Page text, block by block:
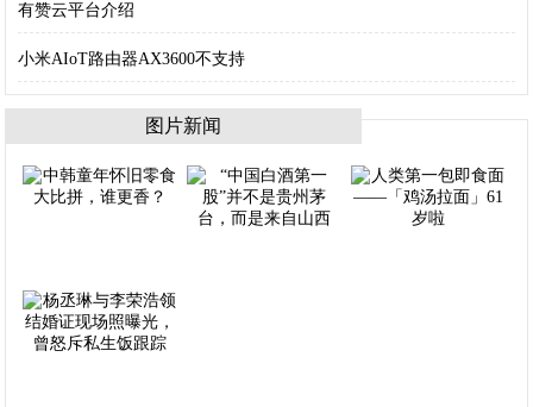
有赞云平台介绍
小米AIoT路由器AX3600不支持
图片新闻